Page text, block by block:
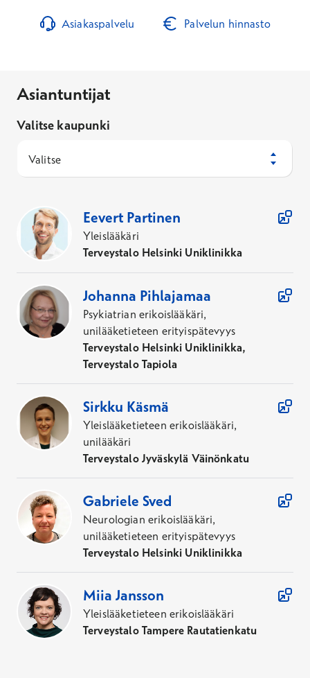
Asiakaspalvelu Palvelun hinnasto
Asiantuntijat
Valitse kaupunki
Valitse
Eevert Partinen
Yleislääkäri
Terveystalo Helsinki Uniklinikka
Johanna Pihlajamaa
Psykiatrian erikoislääkäri,
unilääketieteen erityispätevyys
Terveystalo Helsinki Uniklinikka,
Terveystalo Tapiola
Sirkku Käsmä
Yleislääketieteen erikoislääkäri,
unilääkäri
Terveystalo Jyväskylä Väinönkatu
Gabriele Sved
Neurologian erikoislääkäri,
unilääketieteen erityispätevyys
Terveystalo Helsinki Uniklinikka
Miia Jansson
Yleislääketieteen erikoislääkäri
Terveystalo Tampere Rautatienkatu